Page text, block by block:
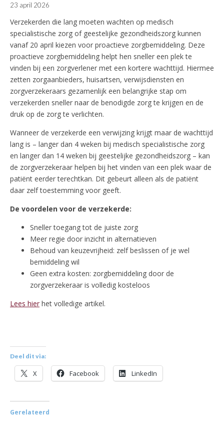
23 april 2026
Verzekerden die lang moeten wachten op medisch
specialistische zorg of geestelijke gezondheidszorg kunnen
vanaf 20 april kiezen voor proactieve zorgbemiddeling. Deze
proactieve zorgbemiddeling helpt hen sneller een plek te
vinden bij een zorgverlener met een kortere wachttijd. Hiermee
zetten zorgaanbieders, huisartsen, verwijsdiensten en
zorgverzekeraars gezamenlijk een belangrijke stap om
verzekerden sneller naar de benodigde zorg te krijgen en de
druk op de zorg te verlichten.
Wanneer de verzekerde een verwijzing krijgt maar de wachttijd
lang is – langer dan 4 weken bij medisch specialistische zorg
en langer dan 14 weken bij geestelijke gezondheidszorg – kan
de zorgverzekeraar helpen bij het vinden van een plek waar de
patiënt eerder terechtkan. Dit gebeurt alleen als de patiënt
daar zelf toestemming voor geeft.
De voordelen voor de verzekerde:
Sneller toegang tot de juiste zorg
Meer regie door inzicht in alternatieven
Behoud van keuzevrijheid: zelf beslissen of je wel
bemiddeling wil
Geen extra kosten: zorgbemiddeling door de
zorgverzekeraar is volledig kosteloos
Lees hier het volledige artikel.
Deel dit via:
X Facebook LinkedIn
Gerelateerd